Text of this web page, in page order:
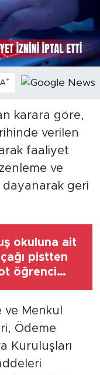
A+
karara göre,
verilen
faaliyet
ve
dayanarak geri
okuluna ait
pistten
öğrenci
ve Menkul
Ödeme
Kuruluşları